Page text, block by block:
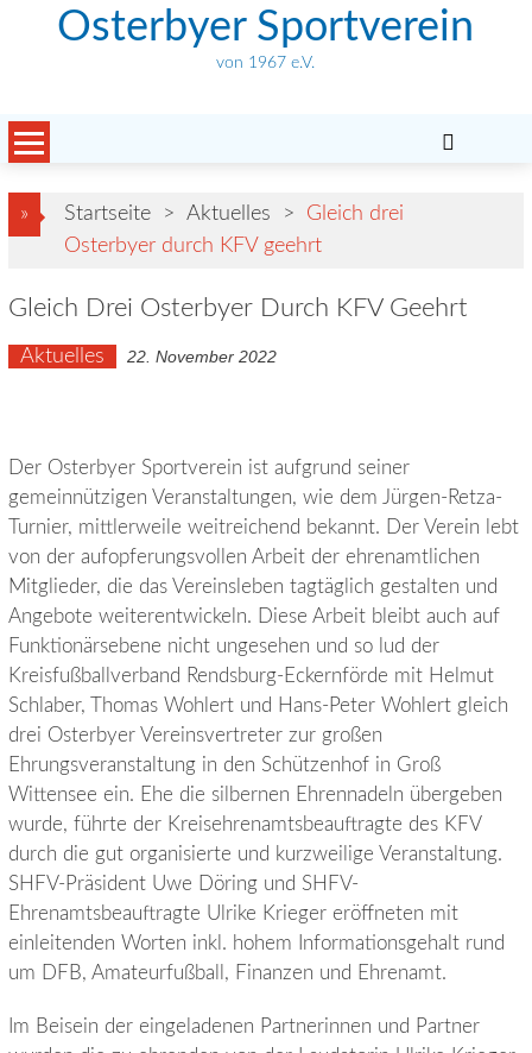
Osterbyer Sportverein
von 1967 e.V.
» Startseite > Aktuelles >
Gleich drei
Osterbyer durch KFV geehrt
Gleich Drei Osterbyer Durch KFV Geehrt
Aktuelles 22. November 2022
Der Osterbyer Sportverein ist aufgrund seiner
gemeinnützigen Veranstaltungen, wie dem Jürgen-Retza-
Turnier, mittlerweile weitreichend bekannt. Der Verein lebt
von der aufopferungsvollen Arbeit der ehrenamtlichen
Mitglieder, die das Vereinsleben tagtäglich gestalten und
Angebote weiterentwickeln. Diese Arbeit bleibt auch auf
Funktionärsebene nicht ungesehen und so lud der
Kreisfußballverband Rendsburg-Eckernförde mit Helmut
Schlaber, Thomas Wohlert und Hans-Peter Wohlert gleich
drei Osterbyer Vereinsvertreter zur großen
Ehrungsveranstaltung in den Schützenhof in Groß
Wittensee ein. Ehe die silbernen Ehrennadeln übergeben
wurde, führte der Kreisehrenamtsbeauftragte des KFV
durch die gut organisierte und kurzweilige Veranstaltung.
SHFV-Präsident Uwe Döring und SHFV-
Ehrenamtsbeauftragte Ulrike Krieger eröffneten mit
einleitenden Worten inkl. hohem Informationsgehalt rund
um DFB, Amateurfußball, Finanzen und Ehrenamt.
Im Beisein der eingeladenen Partnerinnen und Partner